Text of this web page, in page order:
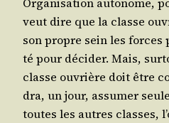
veut dire que la classe
son propre sein les
té pour déci­der. Mais,
classe ouvrière doit être
dra, un jour, assu­mer
toutes les autres classes,